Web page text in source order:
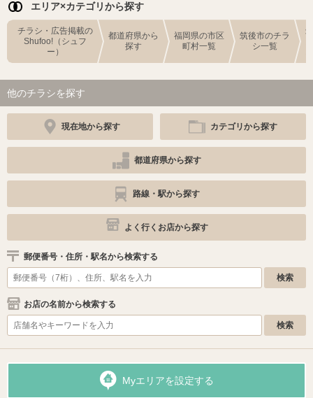
エリア×カテゴリから探す
チラシ・広告掲載の
Shufoo!（シュフ
ー）
都道府県から
探す
福岡県の市区
町村一覧
筑後市のチラ
シ一覧
他のチラシを探す
現在地から探す カテゴリから探す
都道府県から探す
路線・駅から探す
よく行くお店から探す
郵便番号・住所・駅名から検索する
お店の名前から検索する
Myエリアを設定する